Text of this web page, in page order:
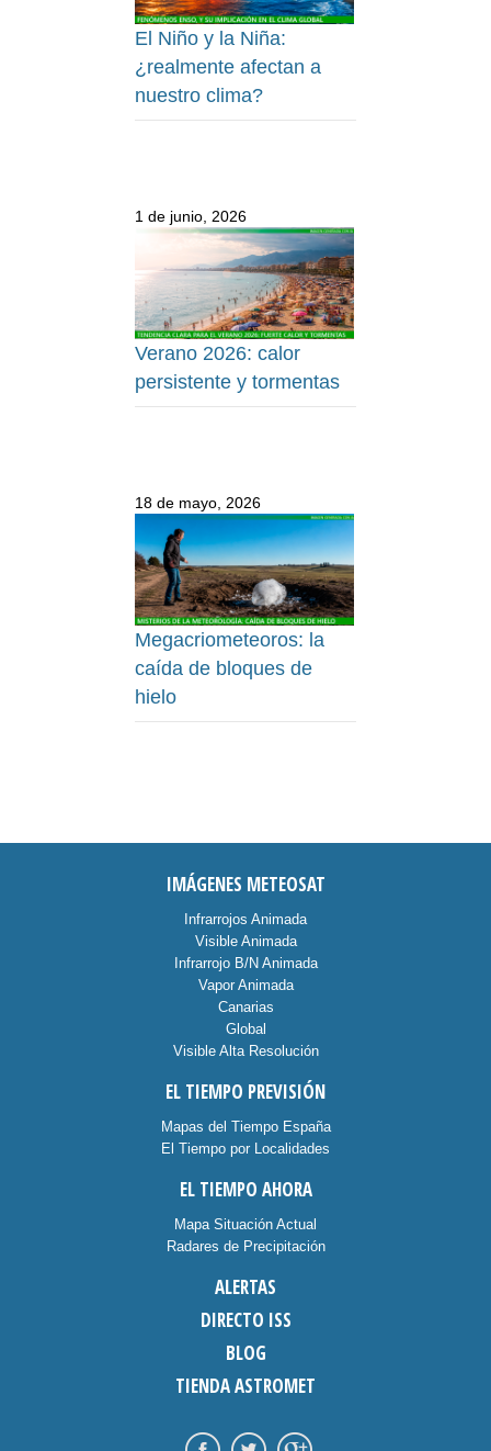
El Niño y la Niña:
¿realmente afectan a
nuestro clima?
1 de junio, 2026
Verano 2026: calor
persistente y tormentas
18 de mayo, 2026
Megacriometeoros: la
caída de bloques de
hielo
IMÁGENES METEOSAT
Infrarrojos Animada
Visible Animada
Infrarrojo B/N Animada
Vapor Animada
Canarias
Global
Visible Alta Resolución
EL TIEMPO PREVISIÓN
Mapas del Tiempo España
El Tiempo por Localidades
EL TIEMPO AHORA
Mapa Situación Actual
Radares de Precipitación
ALERTAS
DIRECTO ISS
BLOG
TIENDA ASTROMET